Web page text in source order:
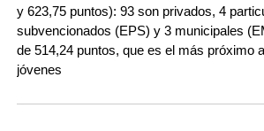
y 623,75 puntos): 93 son privados, 4
subvencionados (EPS) y 3 municipales
de 514,24 puntos, que es el más próximo
jóvenes